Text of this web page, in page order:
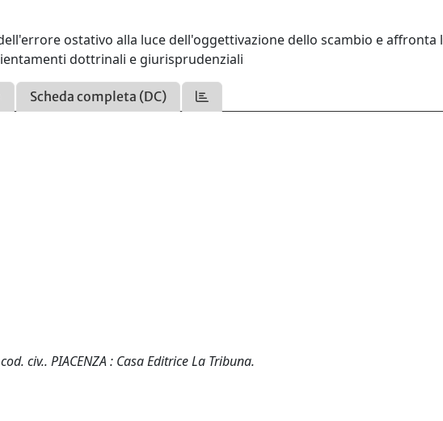
ostativo alla luce dell'oggettivazione dello scambio e affronta
dottrinali e giurisprudenziali
Scheda completa (DC)
civ.. PIACENZA : Casa Editrice La Tribuna.